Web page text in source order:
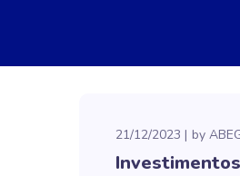
21/12/2023 by